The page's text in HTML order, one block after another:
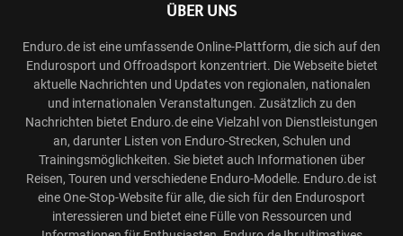
ÜBER UNS
Enduro.de ist eine umfassende Online-Plattform, die sich auf den
Endurosport und Offroadsport konzentriert. Die Webseite bietet
aktuelle Nachrichten und Updates von regionalen, nationalen
und internationalen Veranstaltungen. Zusätzlich zu den
Nachrichten bietet Enduro.de eine Vielzahl von Dienstleistungen
an, darunter Listen von Enduro-Strecken, Schulen und
Trainingsmöglichkeiten. Sie bietet auch Informationen über
Reisen, Touren und verschiedene Enduro-Modelle. Enduro.de ist
eine One-Stop-Website für alle, die sich für den Endurosport
interessieren und bietet eine Fülle von Ressourcen und